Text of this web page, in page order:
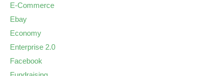
E-Commerce
Ebay
Economy
Enterprise 2.0
Facebook